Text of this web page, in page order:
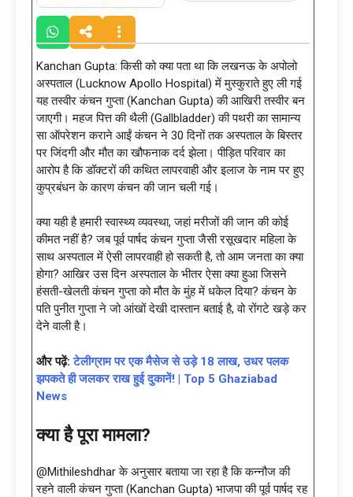
Kanchan Gupta: किसी को क्या पता था कि लखनऊ के अपोलो
अस्पताल (Lucknow Apollo Hospital) में मुस्कुराते हुए ली गई
यह तस्वीर कंचन गुप्ता (Kanchan Gupta) की आखिरी तस्वीर बन
जाएगी। महज पित्त की थैली (Gallbladder) की पथरी का सामान्य
सा ऑपरेशन कराने आईं कंचन ने 30 दिनों तक अस्पताल के बिस्तर
पर जिंदगी और मौत का खौफनाक दर्द झेला। पीड़ित परिवार का
आरोप है कि डॉक्टरों की कथित लापरवाही और इलाज के नाम पर हुए
कुप्रबंधन के कारण कंचन की जान चली गई।
क्या यही है हमारी स्वास्थ्य व्यवस्था, जहां मरीजों की जान की कोई
कीमत नहीं है? जब पूर्व पार्षद कंचन गुप्ता जैसी रसूखदार महिला के
साथ अस्पताल में ऐसी लापरवाही हो सकती है, तो आम जनता का क्या
होगा? आखिर उस दिन अस्पताल के भीतर ऐसा क्या हुआ जिसने
हंसती-खेलती कंचन गुप्ता को मौत के मुंह में धकेल दिया? कंचन के
पति पुनीत गुप्ता ने जो आंखों देखी दास्तान बताई है, वो रोंगटे खड़े कर
देने वाली है।
और पढ़ें: टेलीग्राम पर एक मैसेज से उड़े 18 लाख, उधर पलक
झपकते ही जलकर राख हुई दुकानें! | Top 5 Ghaziabad
News
क्या है पूरा मामला?
@Mithileshdhar के अनुसार बताया जा रहा है कि कन्नौज की
रहने वाली कंचन गुप्ता (Kanchan Gupta) भाजपा की पूर्व पार्षद रह